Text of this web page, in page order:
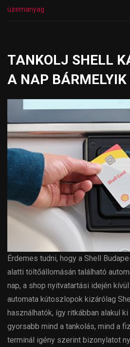
üzemanyag
TANKOLJ SHELL
A NAP
Érdemes tudni, hogy a Shell
alatti töltőállomásán található
nap, a shop nyitvatartási idején
automata kútoszlopok kizárólag
használhatók, így ritkábban alakul
gyorsabb mind a tankolás, mind a
terminál igény szerint bizonylatot